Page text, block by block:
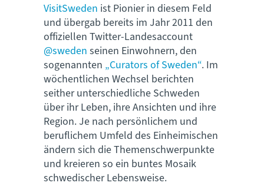
VisitSweden ist Pionier in diesem Feld
und übergab bereits im Jahr 2011 den
offiziellen Twitter-Landesaccount
@sweden seinen Einwohnern, den
sogenannten „Curators of Sweden“. Im
wöchentlichen Wechsel berichten
seither unterschiedliche Schweden
über ihr Leben, ihre Ansichten und ihre
Region. Je nach persönlichem und
beruflichem Umfeld des Einheimischen
ändern sich die Themenschwerpunkte
und kreieren so ein buntes Mosaik
schwedischer Lebensweise.